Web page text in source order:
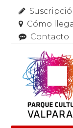
Cómo
Contacto